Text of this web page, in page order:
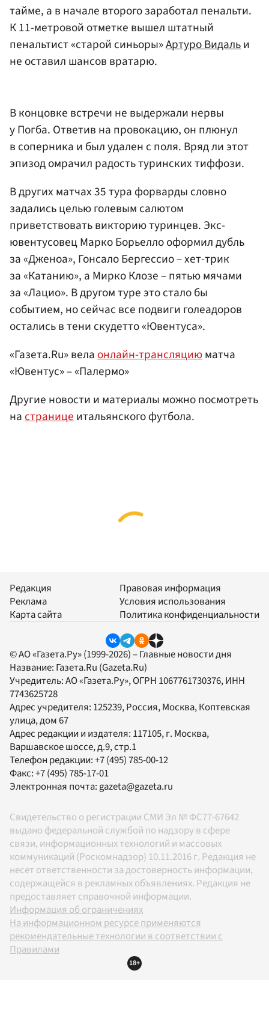
тайме, а в начале второго заработал пенальти.
К 11-метровой отметке вышел штатный
пенальтист «старой синьоры»Артуро Видальи
не оставил шансов вратарю.
В концовке встречи не выдержали нервы
у Погба. Ответив на провокацию, он плюнул
в соперника и был удален с поля. Вряд ли этот
эпизод омрачил радость туринских тиффози.
В других матчах 35 тура форварды словно
задались целью голевым салютом
приветствовать викторию туринцев. Экс-
ювентусовец Марко Борьелло оформил дубль
за «Дженоа», Гонсало Бергессио – хет-трик
за «Катанию», а Мирко Клозе – пятью мячами
за «Лацио». В другом туре это стало бы
событием, но сейчас все подвиги голеадоров
остались в тени скудетто «Ювентуса».
«Газета.Ru» велаонлайн-трансляциюматча
«Ювентус» – «Палермо»
Другие новости и материалы можно посмотреть
настраницеитальянского футбола.
Редакция
Реклама
Карта сайта
Правовая информация
Условия использования
Политика конфиденциальности
© АО «Газета.Ру» (1999-2026) – Главные новости дня
Название: Газета.Ru (Gazeta.Ru)
Учредитель:АО «Газета.Ру», ОГРН 1067761730376, ИНН
7743625728
Адрес учредителя: 125239, Россия, Москва, Коптевская
улица, дом 67
Адрес редакции и издателя: 117105, г. Москва,
Варшавское шоссе, д.9, стр.1
Телефон редакции:+7 (495) 785-00-12
Факс:+7 (495) 785-17-01
Электронная почта:gazeta@gazeta.ru
Свидетельство о регистрации СМИ Эл № ФС77-67642
выдано федеральной службой по надзору в сфере
связи, информационных технологий и массовых
коммуникаций (Роскомнадзор) 10.11.2016 г. Редакция не
несет ответственности за достоверность информации,
содержащейся в рекламных объявлениях. Редакция не
предоставляет справочной информации.
Информация об ограничениях
На информационном ресурсе применяются
рекомендательные технологии в соответствии с
Правилами
18+